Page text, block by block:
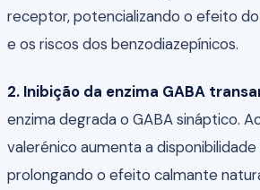
receptor, potencializando o efeito
e os riscos dos benzodiazepínicos.
2. Inibição da enzima GABA
enzima degrada o GABA sináptico.
valerénico aumenta a disponibilidade
prolongando o efeito calmante